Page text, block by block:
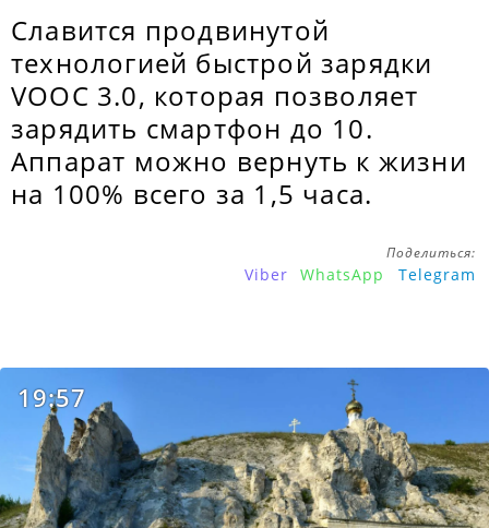
Славится продвинутой
технологией быстрой зарядки
VOOC 3.0, которая позволяет
зарядить смартфон до 10.
Аппарат можно вернуть к жизни
на 100% всего за 1,5 часа.
Поделиться:
Viber WhatsApp Telegram
19:57